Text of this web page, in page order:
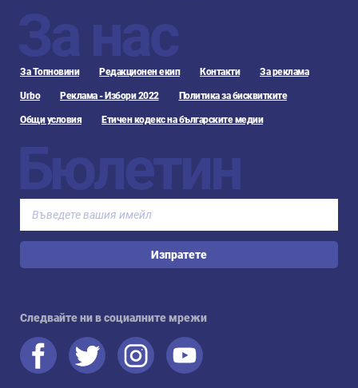
За нас
За Топновини Редакционен екип Контакти За реклама
Urbo Реклама - Избори 2022 Политика за бисквитките
Общи условия Етичен кодекс на българските медии
Бюлетин
Изпратете
Следвайте ни в социалните мрежи